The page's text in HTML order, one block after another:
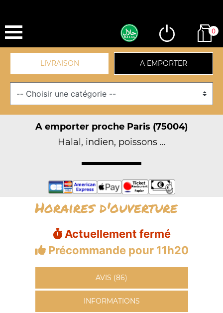
0
LIVRAISON A EMPORTER
A emporter proche Paris (75004)
Halal, indien, poissons ...
Horaires d'ouverture
Actuellement fermé
Précommande pour 11h20
AVIS (86)
INFORMATIONS